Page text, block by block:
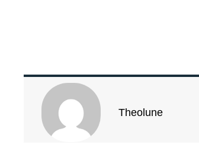
Theolune